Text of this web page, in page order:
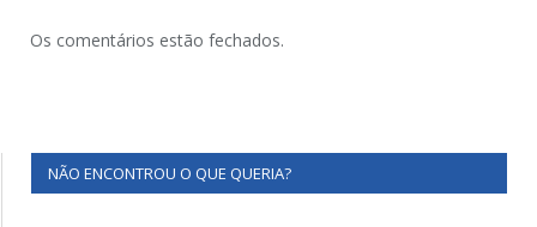
Os comentários estão fechados.
NÃO ENCONTROU O QUE QUERIA?